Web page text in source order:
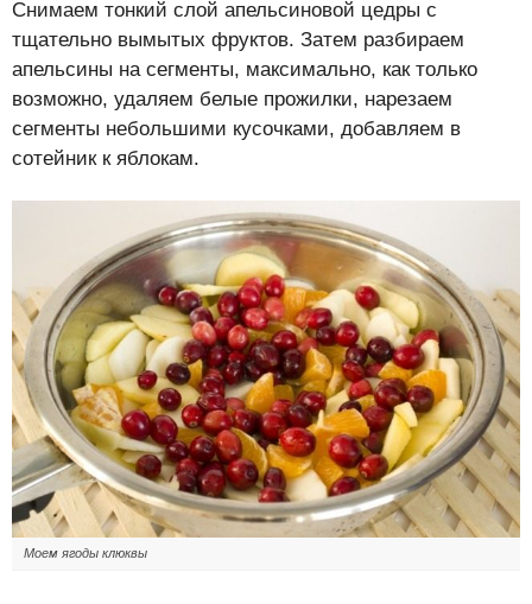
Снимаем тонкий слой апельсиновой цедры с
тщательно вымытых фруктов. Затем разбираем
апельсины на сегменты, максимально, как только
возможно, удаляем белые прожилки, нарезаем
сегменты небольшими кусочками, добавляем в
сотейник к яблокам.
Моем ягоды клюквы